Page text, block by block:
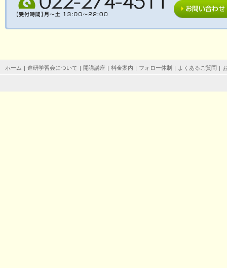
ホーム | 進研学習会について | 開講講座 | 料金案内 | フォロー体制 | よくあるご質問 |